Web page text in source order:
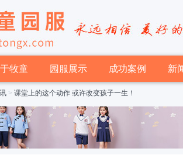
牧童 园服展示 成功案例 新
> 课堂上的这个动作 或许改变孩子一生！